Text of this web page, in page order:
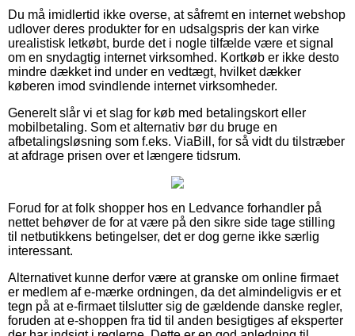
Du må imidlertid ikke overse, at såfremt en internet webshop
udlover deres produkter for en udsalgspris der kan virke
urealistisk letkøbt, burde det i nogle tilfælde være et signal
om en snydagtig internet virksomhed. Kortkøb er ikke desto
mindre dækket ind under en vedtægt, hvilket dækker
køberen imod svindlende internet virksomheder.
Generelt slår vi et slag for køb med betalingskort eller
mobilbetaling. Som et alternativ bør du bruge en
afbetalingsløsning som f.eks. ViaBill, for så vidt du tilstræber
at afdrage prisen over et længere tidsrum.
Forud for at folk shopper hos en Ledvance forhandler på
nettet behøver de for at være på den sikre side tage stilling
til netbutikkens betingelser, det er dog gerne ikke særlig
interessant.
Alternativet kunne derfor være at granske om online firmaet
er medlem af e-mærke ordningen, da det almindeligvis er et
tegn på at e-firmaet tilslutter sig de gældende danske regler,
foruden at e-shoppen fra tid til anden besigtiges af eksperter